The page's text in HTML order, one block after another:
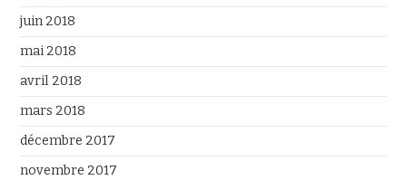
juin 2018
mai 2018
avril 2018
mars 2018
décembre 2017
novembre 2017